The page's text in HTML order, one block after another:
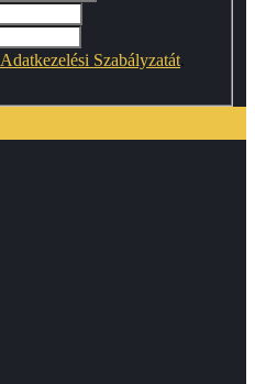
Adatkezelési Szabályzatát.